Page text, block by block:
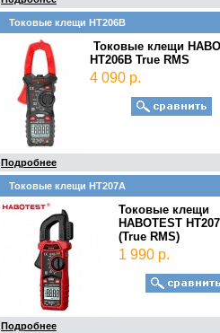
Токовые клещи HT206B
Токовые клещи
HT206B True RMS
4 090 р.
Подробнее
Токовые клещи HT207A
Токовые клещи
HABOTEST
(True RMS)
1 990 р.
Подробнее